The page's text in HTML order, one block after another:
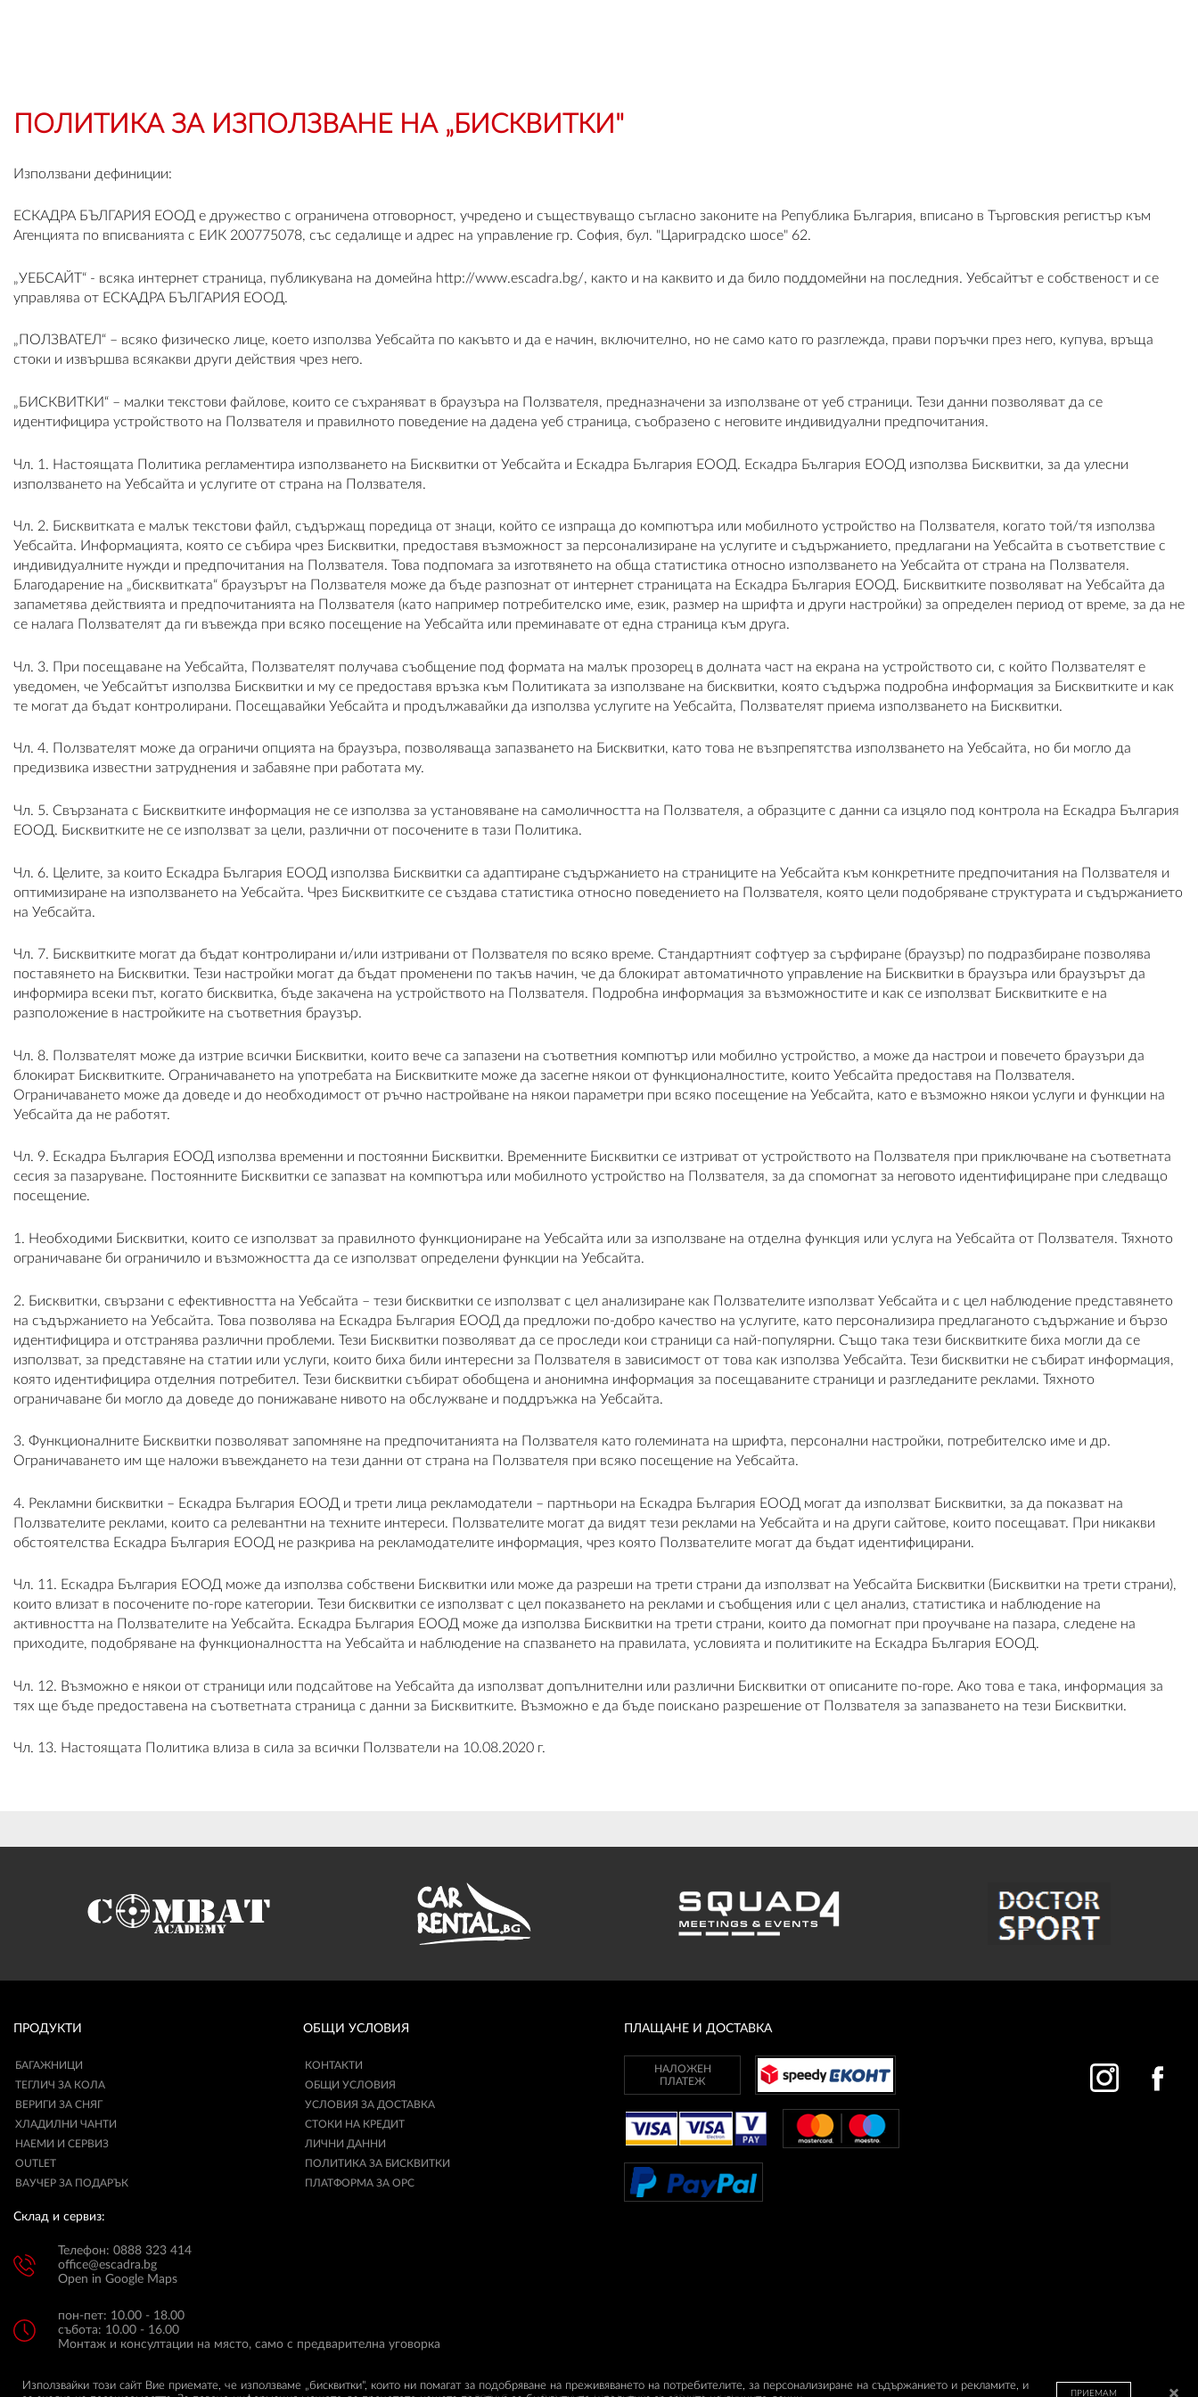
ПОЛИТИКА ЗА ИЗПОЛЗВАНЕ НА „БИСКВИТКИ"
Използвани дефиниции:
ЕСКАДРА БЪЛГАРИЯ ЕООД е дружество с ограничена отговорност, учредено и съществуващо съгласно законите на Република България, вписано в Търговския регистър към
Агенцията по вписванията с ЕИК 200775078, със седалище и адрес на управление гр. София, бул. "Цариградско шосе" 62.
„УЕБСАЙТ“ - всяка интернет страница, публикувана на домейна http://www.escadra.bg/, както и на каквито и да било поддомейни на последния. Уебсайтът е собственост и се
управлява от ЕСКАДРА БЪЛГАРИЯ ЕООД.
„ПОЛЗВАТЕЛ“ – всяко физическо лице, което използва Уебсайта по какъвто и да е начин, включително, но не само като го разглежда, прави поръчки през него, купува, връща
стоки и извършва всякакви други действия чрез него.
„БИСКВИТКИ“ – малки текстови файлове, които се съхраняват в браузъра на Ползвателя, предназначени за използване от уеб страници. Тези данни позволяват да се
идентифицира устройството на Ползвателя и правилното поведение на дадена уеб страница, съобразено с неговите индивидуални предпочитания.
Чл. 1. Настоящата Политика регламентира използването на Бисквитки от Уебсайта и Ескадра България ЕООД. Ескадра България ЕООД използва Бисквитки, за да улесни
използването на Уебсайта и услугите от страна на Ползвателя.
Чл. 2. Бисквитката е малък текстови файл, съдържащ поредица от знаци, който се изпраща до компютъра или мобилното устройство на Ползвателя, когато той/тя използва
Уебсайта. Информацията, която се събира чрез Бисквитки, предоставя възможност за персонализиране на услугите и съдържанието, предлагани на Уебсайта в съответствие с
индивидуалните нужди и предпочитания на Ползвателя. Това подпомага за изготвянето на обща статистика относно използването на Уебсайта от страна на Ползвателя.
Благодарение на „бисквитката“ браузърът на Ползвателя може да бъде разпознат от интернет страницата на Ескадра България ЕООД. Бисквитките позволяват на Уебсайта да
запаметява действията и предпочитанията на Ползвателя (като например потребителско име, език, размер на шрифта и други настройки) за определен период от време, за да не
се налага Ползвателят да ги въвежда при всяко посещение на Уебсайта или преминавате от една страница към друга.
Чл. 3. При посещаване на Уебсайта, Ползвателят получава съобщение под формата на малък прозорец в долната част на екрана на устройството си, с който Ползвателят е
уведомен, че Уебсайтът използва Бисквитки и му се предоставя връзка към Политиката за използване на бисквитки, която съдържа подробна информация за Бисквитките и как
те могат да бъдат контролирани. Посещавайки Уебсайта и продължавайки да използва услугите на Уебсайта, Ползвателят приема използването на Бисквитки.
Чл. 4. Ползвателят може да ограничи опцията на браузъра, позволяваща запазването на Бисквитки, като това не възпрепятства използването на Уебсайта, но би могло да
предизвика известни затруднения и забавяне при работата му.
Чл. 5. Свързаната с Бисквитките информация не се използва за установяване на самоличността на Ползвателя, а образците с данни са изцяло под контрола на Ескадра България
ЕООД. Бисквитките не се използват за цели, различни от посочените в тази Политика.
Чл. 6. Целите, за които Ескадра България ЕООД използва Бисквитки са адаптиране съдържанието на страниците на Уебсайта към конкретните предпочитания на Ползвателя и
оптимизиране на използването на Уебсайта. Чрез Бисквитките се създава статистика относно поведението на Ползвателя, която цели подобряване структурата и съдържанието
на Уебсайта.
Чл. 7. Бисквитките могат да бъдат контролирани и/или изтривани от Ползвателя по всяко време. Стандартният софтуер за сърфиране (браузър) по подразбиране позволява
поставянето на Бисквитки. Тези настройки могат да бъдат променени по такъв начин, че да блокират автоматичното управление на Бисквитки в браузъра или браузърът да
информира всеки път, когато бисквитка, бъде закачена на устройството на Ползвателя. Подробна информация за възможностите и как се използват Бисквитките е на
разположение в настройките на съответния браузър.
Чл. 8. Ползвателят може да изтрие всички Бисквитки, които вече са запазени на съответния компютър или мобилно устройство, а може да настрои и повечето браузъри да
блокират Бисквитките. Ограничаването на употребата на Бисквитките може да засегне някои от функционалностите, които Уебсайта предоставя на Ползвателя.
Ограничаването може да доведе и до необходимост от ръчно настройване на някои параметри при всяко посещение на Уебсайта, като е възможно някои услуги и функции на
Уебсайта да не работят.
Чл. 9. Ескадра България ЕООД използва временни и постоянни Бисквитки. Временните Бисквитки се изтриват от устройството на Ползвателя при приключване на съответната
сесия за пазаруване. Постоянните Бисквитки се запазват на компютъра или мобилното устройство на Ползвателя, за да спомогнат за неговото идентифициране при следващо
посещение.
1. Необходими Бисквитки, които се използват за правилното функциониране на Уебсайта или за използване на отделна функция или услуга на Уебсайта от Ползвателя. Тяхното
ограничаване би ограничило и възможността да се използват определени функции на Уебсайта.
2. Бисквитки, свързани с ефективността на Уебсайта – тези бисквитки се използват с цел анализиране как Ползвателите използват Уебсайта и с цел наблюдение представянето
на съдържанието на Уебсайта. Това позволява на Ескадра България ЕООД да предложи по-добро качество на услугите, като персонализира предлаганото съдържание и бързо
идентифицира и отстранява различни проблеми. Тези Бисквитки позволяват да се проследи кои страници са най-популярни. Също така тези бисквитките биха могли да се
използват, за представяне на статии или услуги, които биха били интересни за Ползвателя в зависимост от това как използва Уебсайта. Тези бисквитки не събират информация,
която идентифицира отделния потребител. Тези бисквитки събират обобщена и анонимна информация за посещаваните страници и разгледаните реклами. Тяхното
ограничаване би могло да доведе до понижаване нивото на обслужване и поддръжка на Уебсайта.
3. Функционалните Бисквитки позволяват запомняне на предпочитанията на Ползвателя като големината на шрифта, персонални настройки, потребителско име и др.
Ограничаването им ще наложи въвеждането на тези данни от страна на Ползвателя при всяко посещение на Уебсайта.
4. Рекламни бисквитки – Ескадра България ЕООД и трети лица рекламодатели – партньори на Ескадра България ЕООД могат да използват Бисквитки, за да показват на
Ползвателите реклами, които са релевантни на техните интереси. Ползвателите могат да видят тези реклами на Уебсайта и на други сайтове, които посещават. При никакви
обстоятелства Ескадра България ЕООД не разкрива на рекламодателите информация, чрез която Ползвателите могат да бъдат идентифицирани.
Чл. 11. Ескадра България ЕООД може да използва собствени Бисквитки или може да разреши на трети страни да използват на Уебсайта Бисквитки (Бисквитки на трети страни),
които влизат в посочените по-горе категории. Тези бисквитки се използват с цел показването на реклами и съобщения или с цел анализ, статистика и наблюдение на
активността на Ползвателите на Уебсайта. Ескадра България ЕООД може да използва Бисквитки на трети страни, които да помогнат при проучване на пазара, следене на
приходите, подобряване на функционалността на Уебсайта и наблюдение на спазването на правилата, условията и политиките на Ескадра България ЕООД.
Чл. 12. Възможно е някои от страници или подсайтове на Уебсайта да използват допълнителни или различни Бисквитки от описаните по-горе. Ако това е така, информация за
тях ще бъде предоставена на съответната страница с данни за Бисквитките. Възможно е да бъде поискано разрешение от Ползвателя за запазването на тези Бисквитки.
Чл. 13. Настоящата Политика влиза в сила за всички Ползватели на 10.08.2020 г.
ПРОДУКТИ
БАГАЖНИЦИ
ТЕГЛИЧ ЗА КОЛА
ВЕРИГИ ЗА СНЯГ
ХЛАДИЛНИ ЧАНТИ
НАЕМИ И СЕРВИЗ
OUTLET
ВАУЧЕР ЗА ПОДАРЪК
ОБЩИ УСЛОВИЯ
КОНТАКТИ
ОБЩИ УСЛОВИЯ
УСЛОВИЯ ЗА ДОСТАВКА
СТОКИ НА КРЕДИТ
ЛИЧНИ ДАННИ
ПОЛИТИКА ЗА БИСКВИТКИ
ПЛАТФОРМА ЗА ОРС
ПЛАЩАНЕ И ДОСТАВКА
НАЛОЖЕН
ПЛАТЕЖ
Склад и сервиз:
Телефон: 0888 323 414
office@escadra.bg
Open in Google Maps
пон-пет: 10.00 - 18.00
събота: 10.00 - 16.00
Монтаж и консултации на място, само с предварителна уговорка
Използвайки този сайт Вие приемате, че използваме „бисквитки", които ни помагат за подобряване на преживяването на потребителите, за персонализиране на съдържанието и рекламите, и
ПРИЕМАМ